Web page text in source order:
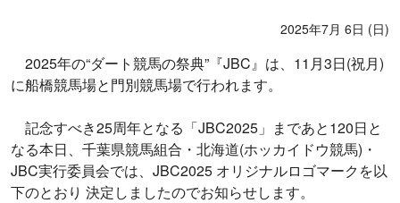
2025年7月 6日 (日)
2025年の“ダート競馬の祭典”『JBC』は、11月3日(祝月)
に船橋競馬場と門別競馬場で行われます。
記念すべき25周年となる「JBC2025」まであと120日と
なる本日、千葉県競馬組合・北海道(ホッカイドウ競馬)・
JBC実行委員会では、JBC2025 オリジナルロゴマークを以
下のとおり 決定しましたのでお知らせします。